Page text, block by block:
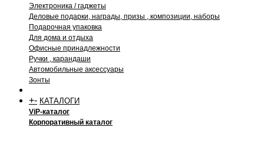
Электроника / гаджеты
Деловые подарки, награды, призы , композиции, наборы
Подарочная упаковка
Для дома и отдыха
Офисные принадлежности
Ручки , карандаши
Автомобильные аксессуары
Зонты
+- КАТАЛОГИ
ViP-каталог
Корпоративный каталог